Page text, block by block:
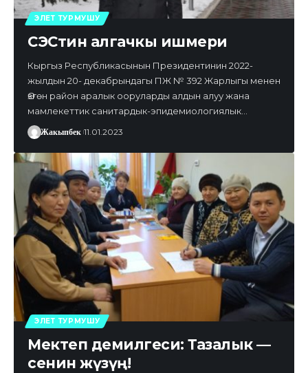
ЭЛЕТ ТУРМУШУ
СЭСтин алгачкы ишмери
Кыргыз Республикасынын Президентинин 2022-
жылдын 20- декабрындагы ПЖ № 392 Жарлыгы менен
Өзгөн район аралык ооруларды алдын алуу жана
мамлекеттик санитардык-эпидемиологиялык…
Жакыпбек 11.01.2023
ЭЛЕТ ТУРМУШУ
Мектеп демилгеси: Тазалык —
сенин жүзүң!